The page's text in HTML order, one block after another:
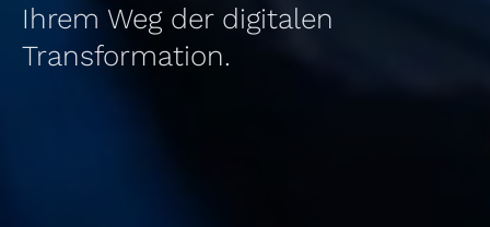
Ihrem Weg der digitalen
Transformation.